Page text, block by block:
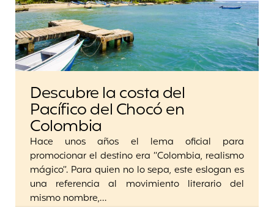
Descubre la costa del
Pacífico del Chocó en
Colombia
Hace unos años el lema oficial para
promocionar el destino era “Colombia, realismo
mágico”. Para quien no lo sepa, este eslogan es
una referencia al movimiento literario del
mismo nombre,…